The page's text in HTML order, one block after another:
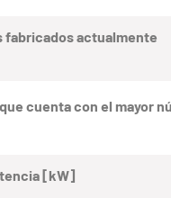
fabricados actualmente
cuenta con el mayor
[kW]